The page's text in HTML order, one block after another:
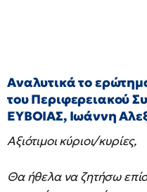
Αναλυτικά το
του Περιφερειακού
ΕΥΒΟΙΑΣ, Ιωάννη
Αξιότιμοι κύριοι/κυρίες,
Θα ήθελα να ζητήσω